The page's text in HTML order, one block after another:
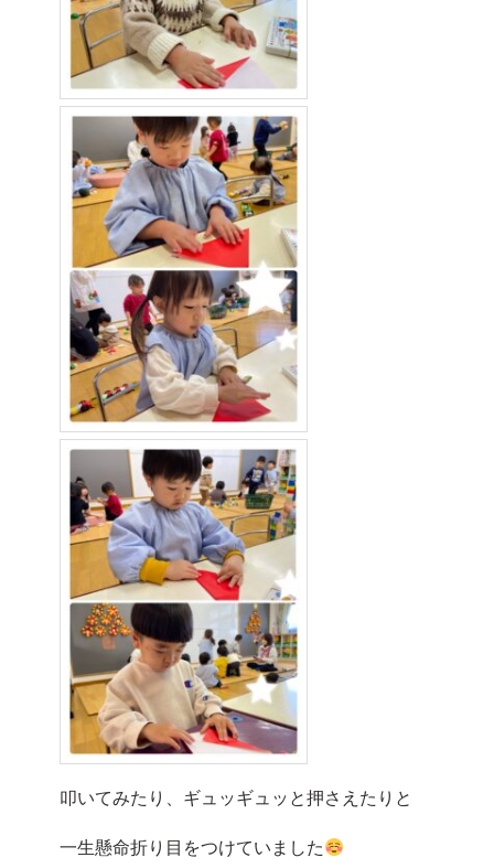
叩いてみたり、ギュッギュッと押さえたりと
一生懸命折り目をつけていました